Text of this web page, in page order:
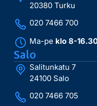
20380 Turku
020 7466 700
Ma-pe klo 8-
Salo
Salitunkatu 7
24100 Salo
020 7466 705